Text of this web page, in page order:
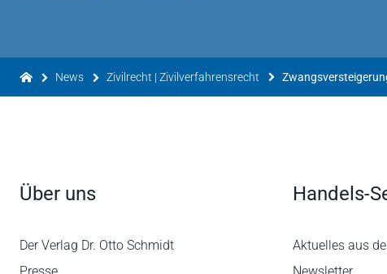
News Zivilrecht | Zivilverfahrensrecht
Über uns
Der Verlag Dr. Otto Schmidt
Handels-
Aktuelles aus